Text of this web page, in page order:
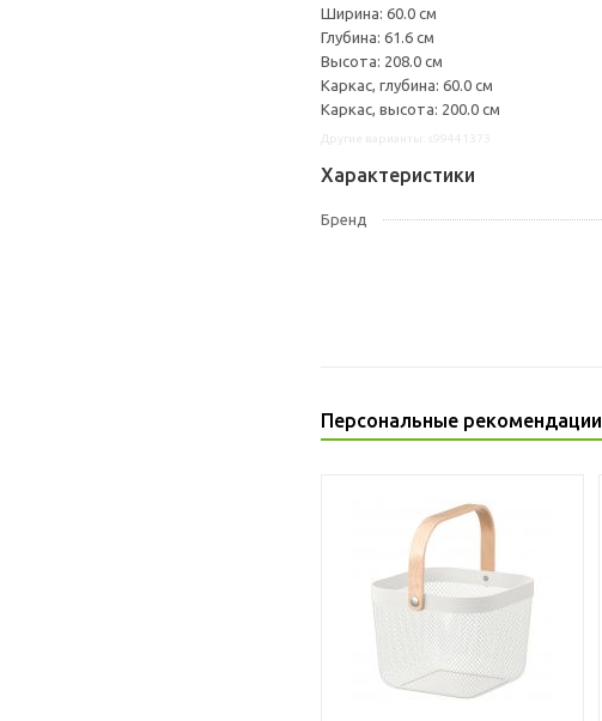
Ширина: 60.0 см
Глубина: 61.6 см
Высота: 208.0 см
Каркас, глубина: 60.0 см
Каркас, высота: 200.0 см
Характеристики
Бренд
Персональные рекомендации